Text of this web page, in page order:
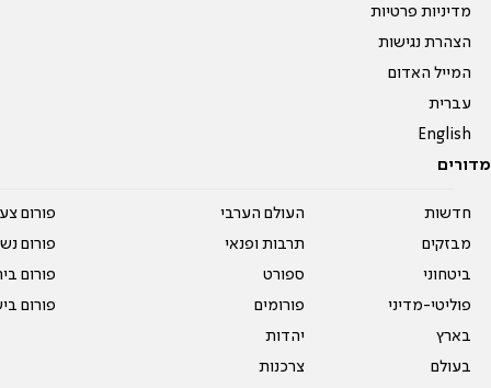
מדיניות פרטיות
הצהרת נגישות
המייל האדום
עברית
English
מדורים
חדשות
מבזקים
ביטחוני
פוליטי-מדיני
בארץ
בעולם
העולם הערבי
תרבות ופנאי
ספורט
פורומים
יהדות
צרכנות
פורום
פורום
פורום
פורום